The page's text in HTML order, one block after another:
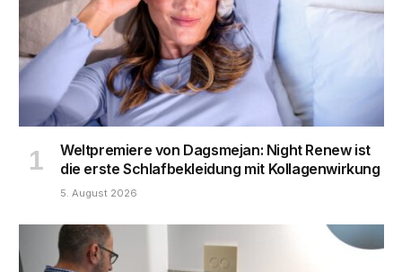
Weltpremiere von Dagsmejan: Night Renew ist
die erste Schlafbekleidung mit Kollagenwirkung
5. August 2026